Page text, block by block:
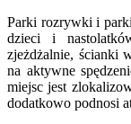
Parki rozrywki i
dzieci i
zjeżdżalnie, ścianki
na aktywne
miejsc jest
dodatkowo podnosi